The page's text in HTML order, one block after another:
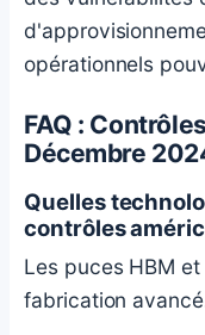
opérationnels
FAQ :
Décembre
Quelles
contrôles
Les puces HBM
fabrication